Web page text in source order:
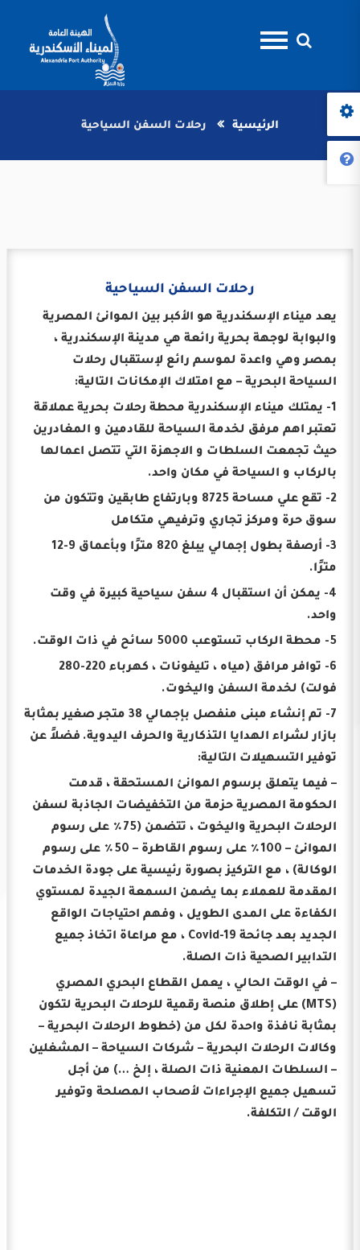
الرئيسية رحلات السفن السياحية
رحلات السفن السياحية
يعد ميناء الإسكندرية هو الأكبر بين الموانئ المصرية
والبوابة لوجهة بحرية رائعة هي مدينة الإسكندرية ،
بمصر وهي واعدة لموسم رائع لإستقبال رحلات
السياحة البحرية – مع امتلاك الإمكانات التالية:
1- يمتلك ميناء الإسكندرية محطة رحلات بحرية عملاقة
تعتبر اهم مرفق لخدمة السياحة للقادمين و المغادرين
حيث تجمعت السلطات و الاجهزة التي تتصل اعمالها
بالركاب و السياحة في مكان واحد.
2- تقع علي مساحة 8725 وبارتفاع طابقين وتتكون من
سوق حرة ومركز تجاري وترفيهي متكامل
3- أرصفة بطول إجمالي يبلغ 820 مترًا وبأعماق 9-12
مترًا.
4- يمكن أن استقبال 4 سفن سياحية كبيرة في وقت
واحد.
5- محطة الركاب تستوعب 5000 سائح في ذات الوقت.
6- توافر مرافق (مياه ، تليفونات ، كهرباء 220-280
فولت) لخدمة السفن واليخوت.
7- تم إنشاء مبنى منفصل بإجمالي 38 متجر صغير بمثابة
بازار لشراء الهدايا التذكارية والحرف اليدوية. فضلاً عن
توفير التسهيلات التالية:
– فيما يتعلق برسوم الموانئ المستحقة ، قدمت
الحكومة المصرية حزمة من التخفيضات الجاذبة لسفن
الرحلات البحرية واليخوت ، تتضمن (75٪ على رسوم
الموانئ – 100٪ على رسوم القاطرة – 50٪ على رسوم
الوكالة) ، مع التركيز بصورة رئيسية على جودة الخدمات
المقدمة للعملاء بما يضمن السمعة الجيدة لمستوي
الكفاءة على المدى الطويل ، وفهم احتياجات الواقع
الجديد بعد جائحة Covid-19 ، مع مراعاة اتخاذ جميع
التدابير الصحية ذات الصلة.
– في الوقت الحالي ، يعمل القطاع البحري المصري
(MTS) على إطلاق منصة رقمية للرحلات البحرية لتكون
بمثابة نافذة واحدة لكل من (خطوط الرحلات البحرية –
وكالات الرحلات البحرية – شركات السياحة – المشغلين
– السلطات المعنية ذات الصلة ، إلخ …) من أجل
تسهيل جميع الإجراءات لأصحاب المصلحة وتوفير
الوقت / التكلفة.